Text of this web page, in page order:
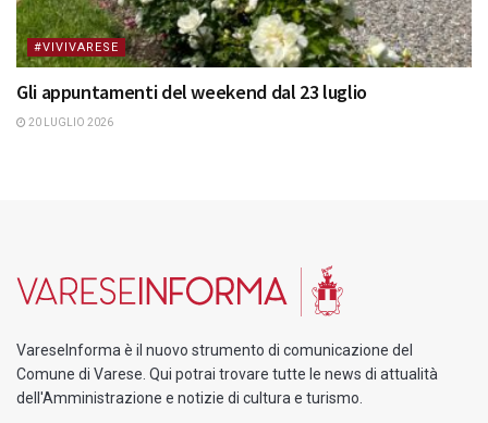
#VIVIVARESE
Gli appuntamenti del weekend dal 23 luglio
20 LUGLIO 2026
VareseInforma è il nuovo strumento di comunicazione del
Comune di Varese. Qui potrai trovare tutte le news di attualità
dell'Amministrazione e notizie di cultura e turismo.